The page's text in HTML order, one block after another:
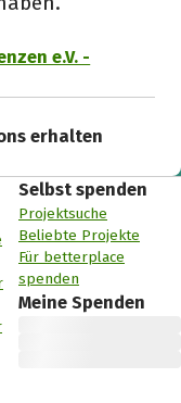
e.V. -
erhalten
Selbst spenden
Projektsuche
Beliebte Projekte
Für betterplace
spenden
Meine Spenden